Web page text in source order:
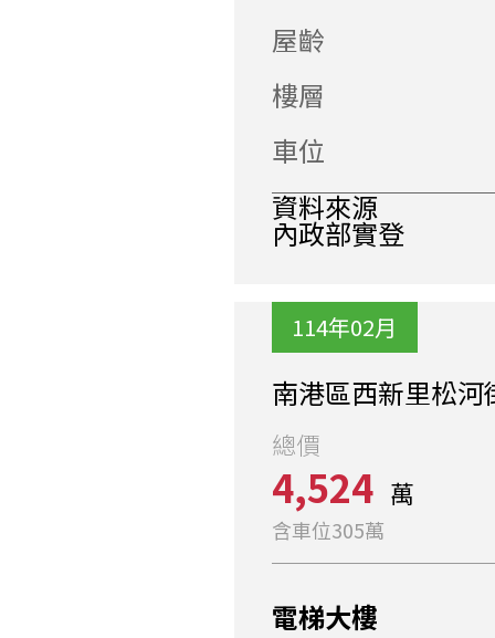
屋齡
樓層
車位
資料來源
內政部實登
114年02月
南港區西新里松河
總價
4,524 萬
含車位305萬
電梯大樓